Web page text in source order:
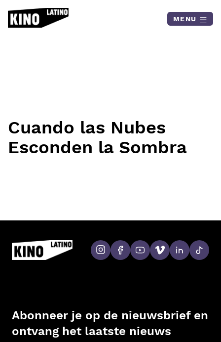
MENU
Cuando las Nubes
Esconden la Sombra
Abonneer je op de nieuwsbrief en
ontvang het laatste nieuws